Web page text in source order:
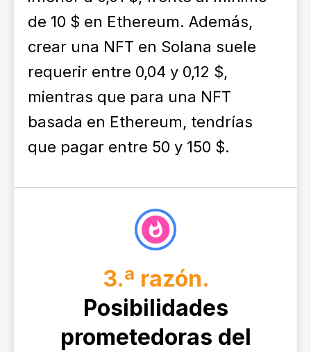
de 10 $ en Ethereum. Además,
crear una NFT en Solana suele
requerir entre 0,04 y 0,12 $,
mientras que para una NFT
basada en Ethereum, tendrías
que pagar entre 50 y 150 $.
3.ª razón.
Posibilidades
prometedoras del